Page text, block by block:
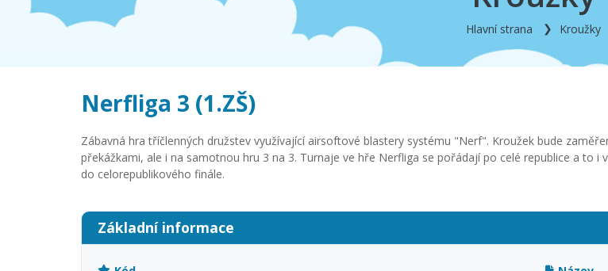
Hlavní strana Kroužky
Nerfliga 3 (1.ZŠ)
Zábavná hra tříčlenných družstev využívající airsoftové blastery systému "Nerf". Kroužek bude
překážkami, ale i na samotnou hru 3 na 3. Turnaje ve hře Nerfliga se pořádají po celé republice a to
do celorepublikového finále.
Základní informace